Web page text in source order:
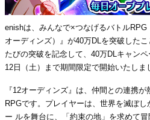
enishは、みんなで×つなげるバトル
オーディンズ）』が40万DLを突破した
たびの突破を記念して、40万DLキャン
12日（土）まで期間限定で開始いたしま
『12オーディンズ』は、仲間との連携
RPGです。プレイヤーは、世界を滅ぼ
ー ルを舞台に、「約束の地」を求めて